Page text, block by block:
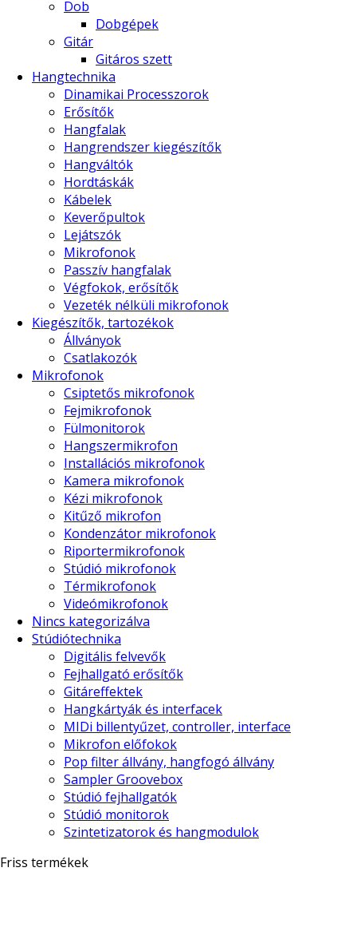
Dob
Dobgépek
Gitár
Gitáros szett
Hangtechnika
Dinamikai Processzorok
Erősítők
Hangfalak
Hangrendszer kiegészítők
Hangváltók
Hordtáskák
Kábelek
Keverőpultok
Lejátszók
Mikrofonok
Passzív hangfalak
Végfokok, erősítők
Vezeték nélküli mikrofonok
Kiegészítők, tartozékok
Állványok
Csatlakozók
Mikrofonok
Csiptetős mikrofonok
Fejmikrofonok
Fülmonitorok
Hangszermikrofon
Installációs mikrofonok
Kamera mikrofonok
Kézi mikrofonok
Kitűző mikrofon
Kondenzátor mikrofonok
Riportermikrofonok
Stúdió mikrofonok
Térmikrofonok
Videómikrofonok
Nincs kategorizálva
Stúdiótechnika
Digitális felvevők
Fejhallgató erősítők
Gitáreffektek
Hangkártyák és interfacek
MIDi billentyűzet, controller, interface
Mikrofon előfokok
Pop filter állvány, hangfogó állvány
Sampler Groovebox
Stúdió fejhallgatók
Stúdió monitorok
Szintetizatorok és hangmodulok
Friss termékek